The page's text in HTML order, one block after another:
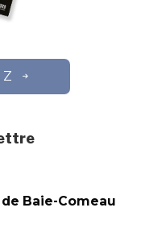
Baie-Comeau